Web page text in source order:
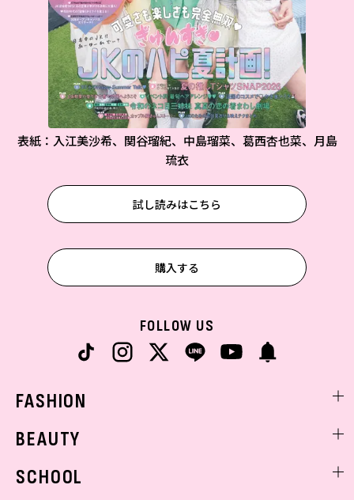
表紙：入江美沙希、関谷瑠紀、中島瑠菜、葛西杏也菜、月島
琉衣
試し読みはこちら
購入する
FOLLOW US
FASHION
着回し
BEAUTY
SCHOOL